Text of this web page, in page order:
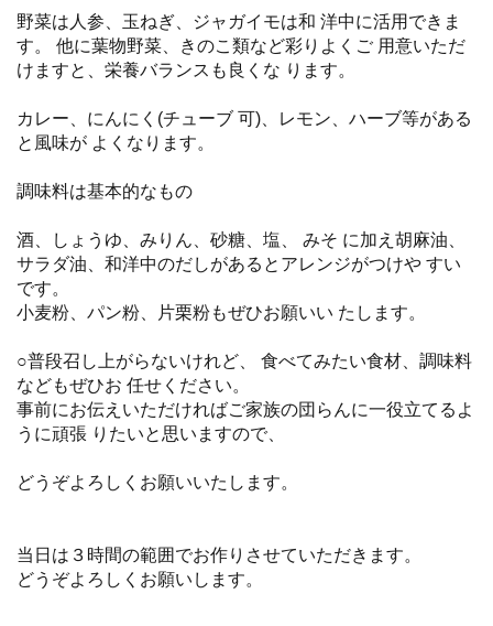
野菜は人参、玉ねぎ、ジャガイモは和 洋中に活用できま
す。 他に葉物野菜、きのこ類など彩りよくご 用意いただ
けますと、栄養バランスも良くな ります。
カレー、にんにく(チューブ 可)、レモン、ハーブ等がある
と風味が よくなります。
調味料は基本的なもの
酒、しょうゆ、みりん、砂糖、塩、 みそ に加え胡麻油、
サラダ油、和洋中のだしがあるとアレンジがつけや すい
です。
小麦粉、パン粉、片栗粉もぜひお願いい たします。
○普段召し上がらないけれど、 食べてみたい食材、調味料
などもぜひお 任せください。
事前にお伝えいただければご家族の団らんに一役立てるよ
うに頑張 りたいと思いますので、
どうぞよろしくお願いいたします。
当日は３時間の範囲でお作りさせていただきます。
どうぞよろしくお願いします。